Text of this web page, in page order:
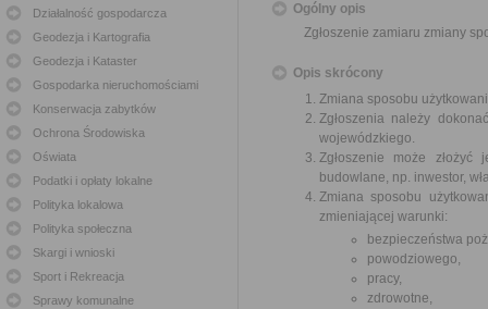
Działalność gospodarcza
Geodezja i Kartografia
Geodezja i Kataster
Gospodarka nieruchomościami
Konserwacja zabytków
Ochrona Środowiska
Oświata
Podatki i opłaty lokalne
Polityka lokalowa
Polityka społeczna
Skargi i wnioski
Sport i Rekreacja
Sprawy komunalne
Ogólny opis
Zgłoszenie zamiaru zmiany
Opis skrócony
Zmiana sposobu
Zgłoszenia należy
wojewódzkiego.
Zgłoszenie może
budowlane, np. inwestor,
Zmiana sposobu
zmieniającej warunki:
bezpieczeństwa
powodziowego,
pracy,
zdrowotne,